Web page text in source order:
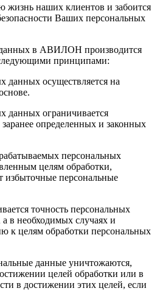
наших клиентов и забоится
Ваших персональных
в АВИЛОН производится
принципами:
данных осуществляется на
данных ограничивается
определенных и законных
персональных
целям обработки,
персональные
точность персональных
в необходимых случаях и
к целям обработки персональных
данные уничтожаются,
целей обработки или в
в достижении этих целей, если